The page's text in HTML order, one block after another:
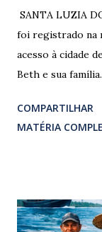
SANTA LUZIA
foi registrado na
acesso à cidade
Beth e sua
vereadora e
Rodrigues e Zeca
família foi
COMPARTILHAR
MATÉRIA